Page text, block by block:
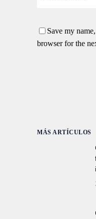
Save my
browser for the
MÁS ARTÍCULOS